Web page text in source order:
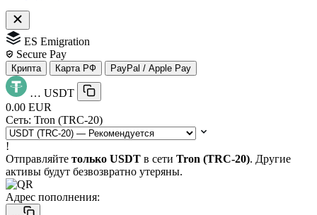
ES Emigration
Secure Pay
Крипта Карта РФ PayPal / Apple Pay
… USDT
0.00 EUR
Сеть: Tron (TRC-20)
!
Отправляйте только USDT в сети Tron (TRC-20). Другие
активы будут безвозвратно утеряны.
Адрес пополнения: